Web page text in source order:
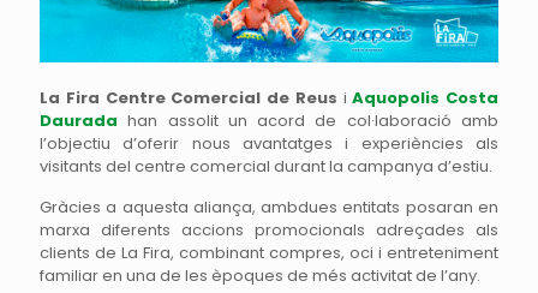
La Fira Centre Comercial de Reus iAquopolis Costa
Daurada han assolit un acord de col·laboració amb
l’objectiu d’oferir nous avantatges i experiències als
visitants del centre comercial durant la campanya d’estiu.
Gràcies a aquesta aliança, ambdues entitats posaran en
marxa diferents accions promocionals adreçades als
clients de La Fira, combinant compres, oci i entreteniment
familiar en una de les èpoques de més activitat de l’any.